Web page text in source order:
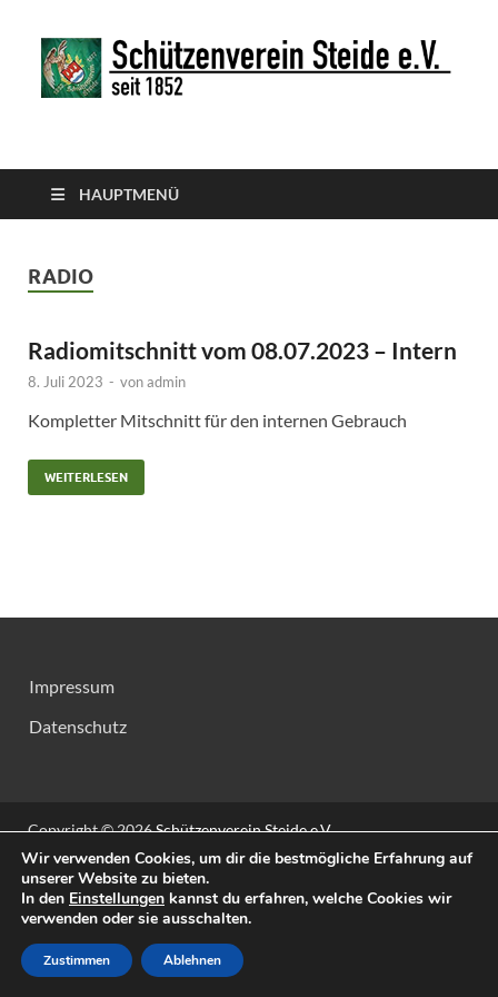
Schützenverein Steide
e.V.HAUPTMENÜ
RADIO
Radiomitschnitt vom 08.07.2023 – Intern
8. Juli 2023 - vonadmin
Kompletter Mitschnitt für den internen Gebrauch
WEITERLESEN
Impressum
Datenschutz
Copyright © 2026Schützenverein Steide e.V..
Mit Stolz präsentiert vonWordPressundHitMag.
Wir verwenden Cookies, um dir die bestmögliche Erfahrung auf
unserer Website zu bieten.
In den Einstellungen kannst du erfahren, welche Cookies wir
verwenden oder sie ausschalten.
Zustimmen Ablehnen